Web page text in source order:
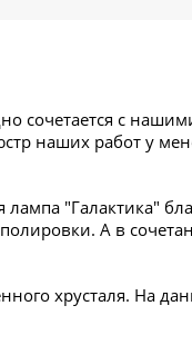
сочетается с
наших работ у
лампа "Галактика"
А в
хрусталя. На